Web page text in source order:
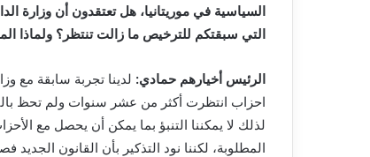
السياسية في موريتانيا، هل تعتقدون أن وزارة
التي سبقتكم للترخيص ما زالت تنتظر؟ ولماذا
الرئيس أخيارهم حمادي:
احزاب انتظرت أكثر من عشر سنوات ولم تحظ
لذلك لا يمكننا التنبؤ بما يمكن أن يحصل مع
المطلوبة، لكننا نود التذكير بأن القانون